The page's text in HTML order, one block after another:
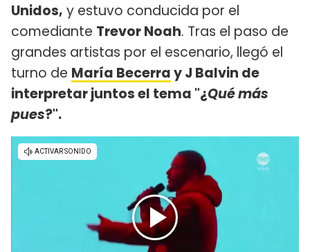
Unidos, y estuvo conducida por el
comediante Trevor Noah. Tras el paso de
grandes artistas por el escenario, llegó el
turno de María Becerray J Balvin de
interpretar juntos el tema "¿Qué más
pues?".